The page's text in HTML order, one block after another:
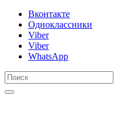
Вконтакте
Одноклассники
Viber
Viber
WhatsApp